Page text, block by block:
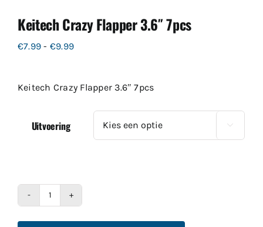
Keitech Crazy Flapper 3.6″ 7pcs
€7.99 - €9.99Prijsklasse:
€9.99
Keitech Crazy Flapper 3.6″ 7pcs
Uitvoering 
Keitech